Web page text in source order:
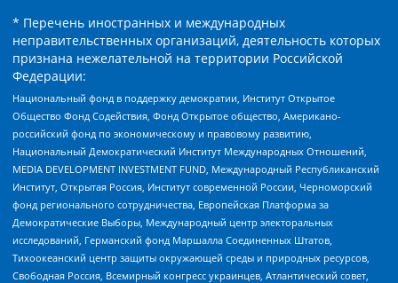
* Перечень иностранных и международных
неправительственных организаций, деятельность которых
признана нежелательной на территории Российской
Федерации:
Национальный фонд в поддержку демократии, Институт Открытое
Общество Фонд Содействия, Фонд Открытое общество, Американо-
российский фонд по экономическому и правовому развитию,
Национальный Демократический Институт Международных Отношений,
MEDIA DEVELOPMENT INVESTMENT FUND, Международный Республиканский
Институт, Открытая Россия, Институт современной России, Черноморский
фонд регионального сотрудничества, Европейская Платформа за
Демократические Выборы, Международный центр электоральных
исследований, Германский фонд Маршалла Соединенных Штатов,
Тихоокеанский центр защиты окружающей среды и природных ресурсов,
Свободная Россия, Всемирный конгресс украинцев, Атлантический совет,